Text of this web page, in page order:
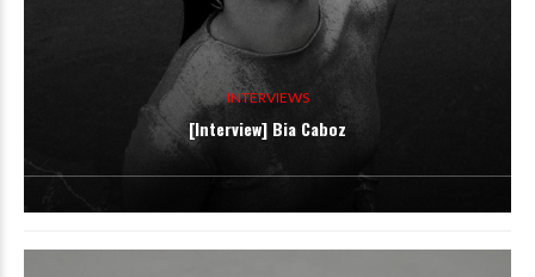
INTERVIEWS
[Interview] Bia Caboz